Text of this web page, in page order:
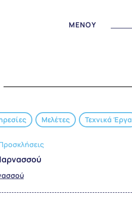
MENOY
Μελέτες Τεχνικά Έργα